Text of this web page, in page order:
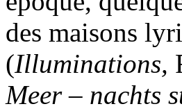
des maisons
(Illuminations,
Meer – nachts